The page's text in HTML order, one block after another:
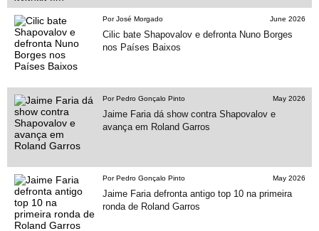
Por José Morgado June 2026
Cilic bate Shapovalov e defronta Nuno Borges
nos Países Baixos
Por Pedro Gonçalo Pinto May 2026
Jaime Faria dá show contra Shapovalov e
avança em Roland Garros
Por Pedro Gonçalo Pinto May 2026
Jaime Faria defronta antigo top 10 na primeira
ronda de Roland Garros